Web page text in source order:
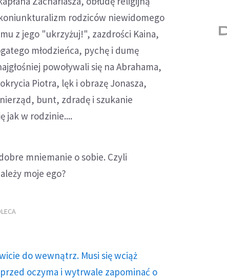
rodziców niewidomego
z jego "ukrzyżuj!", zazdrości Kaina,
młodzieńca, pychę i dumę
powoływali się na Abrahama,
Piotra, lęk i obrazę Jonasza,
bunt, zdradę i szukanie
jak w rodzinie....
mniemanie o sobie. Czyli
moje ego?
do wewnątrz. Musi się wciąż
oczyma i wytrwale zapominać o